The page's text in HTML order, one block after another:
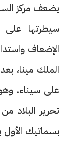
يضعف مركز
سيطرتها على
الإضعاف
الملك مينا،
على سيناء،
تحرير
بسماتيك الأول